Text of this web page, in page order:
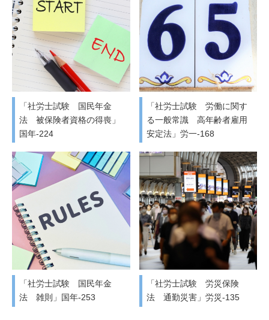
「社労士試験 国民年金
法 被保険者資格の得喪」
国年-224
「社労士試験 労働に関す
る一般常識 高年齢者雇用
安定法」労一-168
「社労士試験 国民年金
法 雑則」国年-253
「社労士試験 労災保険
法 通勤災害」労災-135